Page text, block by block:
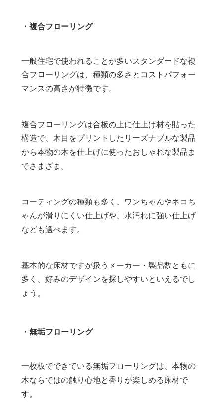
・複合フローリング
一般住宅で使われることが多いスタンダードな複
合フローリングは、種類の多さとコストパフォー
マンスの高さが特徴です。
複合フローリングは合板の上に仕上げ材を貼った
構造で、木目をプリントしたリーズナブルな製品
から本物の木を仕上げに使ったおしゃれな製品ま
でさまざま。
コーティングの種類も多く、ワンちゃんやネコち
ゃんが滑りにくい仕上げや、水汚れに強い仕上げ
なども選べます。
基本的な床材ですが扱うメーカー・製品数ともに
多く、好みのデザインを探しやすいといえるでし
ょう。
・無垢フローリング
一枚板でできている無垢フローリングは、本物の
木ならではの触り心地と香りが楽しめる床材で
す。